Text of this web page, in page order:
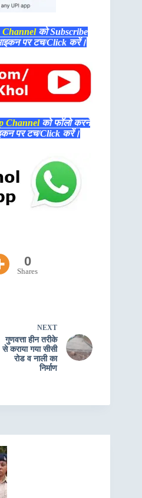
Channelको Subscribe
पर टच/Click करें।
Channelको फॉलो करने
पर टच/Click करें।
0
Shares
NEXT
गुणवत्ता हीन तरीके
से कराया गया सीसी
रोड व नाली का
निर्माण